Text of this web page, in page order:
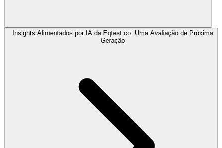
Insights Alimentados por IA da Eqtest.co: Uma Avaliação de Próxima
Geração